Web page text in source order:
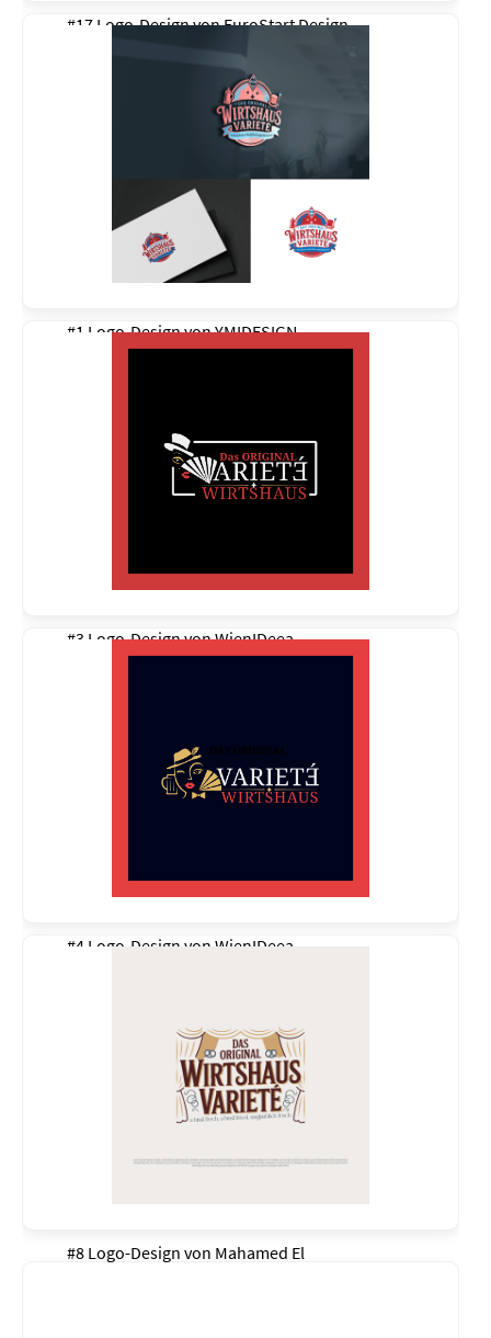
#17 Logo-Design vonEuroStart Design
#1 Logo-Design vonYMIDESIGN
#3 Logo-Design vonWienIDeea
#4 Logo-Design von WienIDeea
#8 Logo-Design von Mahamed El